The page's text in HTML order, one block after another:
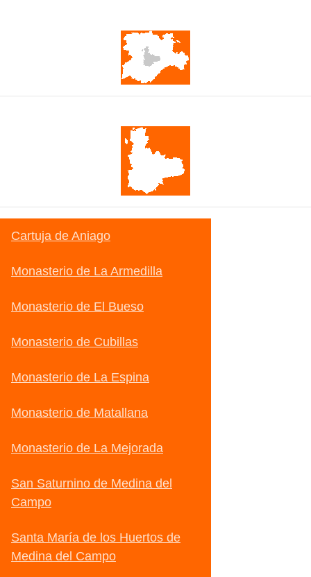
Cartuja de Aniago
Monasterio de La Armedilla
Monasterio de El Bueso
Monasterio de Cubillas
Monasterio de La Espina
Monasterio de Matallana
Monasterio de La Mejorada
San Saturnino de Medina del
Campo
Santa María de los Huertos de
Medina del Campo